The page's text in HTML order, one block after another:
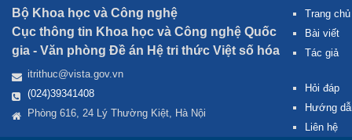
Bộ Khoa học và Công nghệ
Cục thông tin Khoa học và Công nghệ Quốc
gia - Văn phòng Đề án Hệ tri thức Việt số hóa
itrithuc@vista.gov.vn
(024)39341408
Phòng 616, 24 Lý Thường Kiệt, Hà Nội
Trang chủ
Bài viết
Tác giả
Hỏi đáp
Hướng
Liên hệ